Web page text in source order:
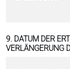
9. DATUM DER
VERLÄNGERUNG